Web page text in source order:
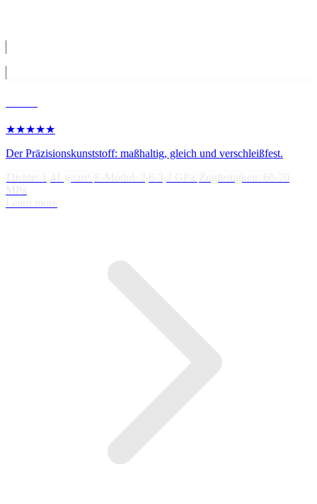
★★★★★
Der Präzisionskunststoff: maßhaltig, gleich und verschleißfest.